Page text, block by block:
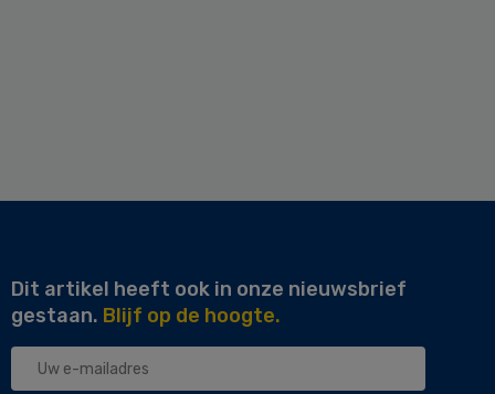
Dit artikel heeft ook in onze nieuwsbrief
gestaan. Blijf op de hoogte.
Uw